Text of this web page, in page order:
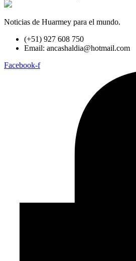
Noticias de Huarmey para el mundo.
(+51) 927 608 750
Email: ancashaldia@hotmail.com
Facebook-f